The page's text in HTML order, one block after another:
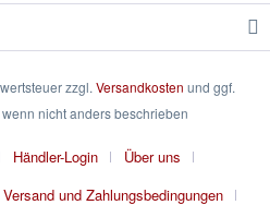
zzgl. Versandkosten und ggf.
nicht anders beschrieben
Händler-Login
Über uns
Versand und Zahlungsbedingungen